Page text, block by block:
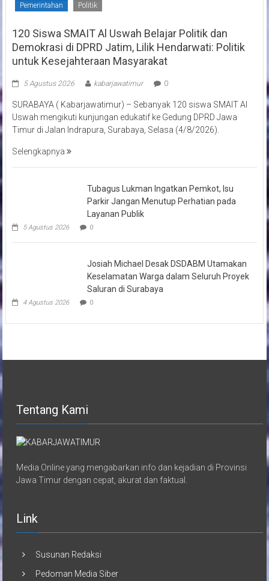
Pemerintahan Politik
120 Siswa SMAIT Al Uswah Belajar Politik dan
Demokrasi di DPRD Jatim, Lilik Hendarwati: Politik
untuk Kesejahteraan Masyarakat
5 Agustus 2026 kabarjawatimur 0
SURABAYA ( Kabarjawatimur) – Sebanyak 120 siswa SMAIT Al
Uswah mengikuti kunjungan edukatif ke Gedung DPRD Jawa
Timur di Jalan Indrapura, Surabaya, Selasa (4/8/2026).
Selengkapnya
Tubagus Lukman Ingatkan Pemkot, Isu
Parkir Jangan Menutup Perhatian pada
Layanan Publik
5 Agustus 2026 0
Josiah Michael Desak DSDABM Utamakan
Keselamatan Warga dalam Seluruh Proyek
Saluran di Surabaya
4 Agustus 2026 0
Tentang Kami
Media Online yang mengabarkan info dan kejadian di Provinsi
Jawa Timur dengan cepat, akurat dan faktual.
Link
Susunan Redaksi
Pedoman Media Siber